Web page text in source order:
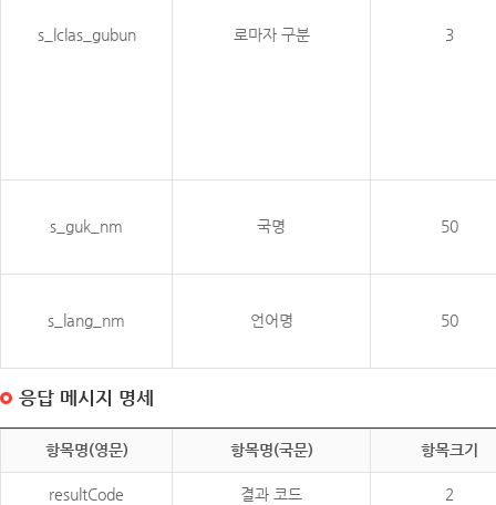
s_lclas_gubun 로마자 구분 3
s_guk_nm 국명 50
s_lang_nm 언어명 50
응답 메시지 명세
항목명(영문) 항목명(국문) 항목크기
resultCode 결과 코드 2